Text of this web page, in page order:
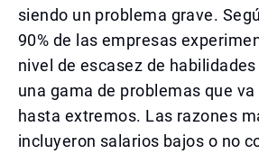
siendo un problema grave.
90% de las empresas
nivel de escasez de
una gama de problemas que
hasta extremos. Las razones
incluyeron salarios bajos o no